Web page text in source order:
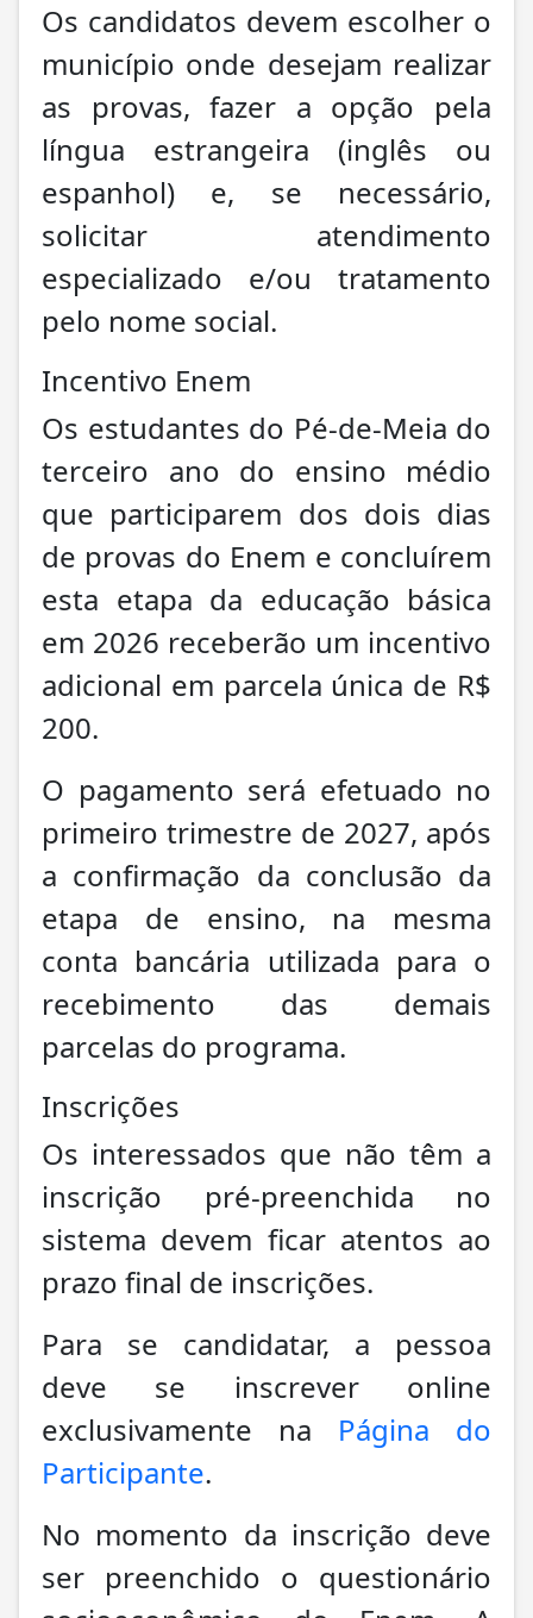
Os candidatos devem escolher o
município onde desejam realizar
as provas, fazer a opção pela
língua estrangeira (inglês ou
espanhol) e, se necessário,
solicitar atendimento
especializado e/ou tratamento
pelo nome social.
Incentivo Enem
Os estudantes do Pé-de-Meia do
terceiro ano do ensino médio
que participarem dos dois dias
de provas do Enem e concluírem
esta etapa da educação básica
em 2026 receberão um incentivo
adicional em parcela única de R$
200.
O pagamento será efetuado no
primeiro trimestre de 2027, após
a confirmação da conclusão da
etapa de ensino, na mesma
conta bancária utilizada para o
recebimento das demais
parcelas do programa.
Inscrições
Os interessados que não têm a
inscrição pré-preenchida no
sistema devem ficar atentos ao
prazo final de inscrições.
Para se candidatar, a pessoa
deve se inscrever online
exclusivamente na Página do
Participante.
No momento da inscrição deve
ser preenchido o questionário